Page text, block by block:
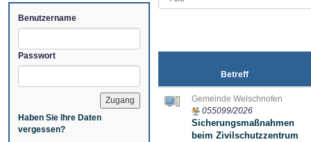
Benutzername
Passwort
Haben Sie Ihre Daten
vergessen?
Betreff
Gemeinde Welschnofen
055099/2026
Sicherungsmaßnahmen
beim Zivilschutzzentrum